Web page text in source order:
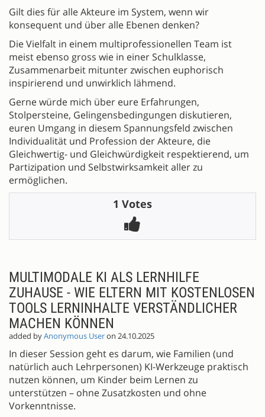
Gilt dies für alle Akteure im System, wenn wir
konsequent und über alle Ebenen denken?
Die Vielfalt in einem multiprofessionellen Team ist
meist ebenso gross wie in einer Schulklasse,
Zusammenarbeit mitunter zwischen euphorisch
inspirierend und unwirklich lähmend.
Gerne würde mich über eure Erfahrungen,
Stolpersteine, Gelingensbedingungen diskutieren,
euren Umgang in diesem Spannungsfeld zwischen
Individualität und Profession der Akteure, die
Gleichwertig- und Gleichwürdigkeit respektierend, um
Partizipation und Selbstwirksamkeit aller zu
ermöglichen.
1 Votes
MULTIMODALE KI ALS LERNHILFE
ZUHAUSE - WIE ELTERN MIT KOSTENLOSEN
TOOLS LERNINHALTE VERSTÄNDLICHER
MACHEN KÖNNEN
added byAnonymous Useron 24.10.2025
In dieser Session geht es darum, wie Familien (und
natürlich auch Lehrpersonen) KI-Werkzeuge praktisch
nutzen können, um Kinder beim Lernen zu
unterstützen – ohne Zusatzkosten und ohne
Vorkenntnisse.